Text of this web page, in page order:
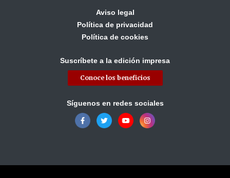
Aviso legal
Política de privacidad
Política de cookies
Suscríbete a la edición impresa
Conoce los beneficios
Síguenos en redes sociales